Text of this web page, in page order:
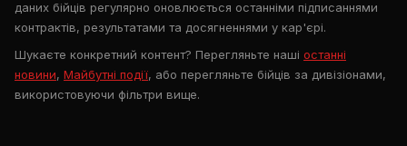
даних бійців регулярно оновлюється останніми підписаннями
контрактів, результатами та досягненнями у кар'єрі.
Шукаєте конкретний контент? Перегляньте наші останні
новини, Майбутні події, або перегляньте бійців за дивізіонами,
використовуючи фільтри вище.